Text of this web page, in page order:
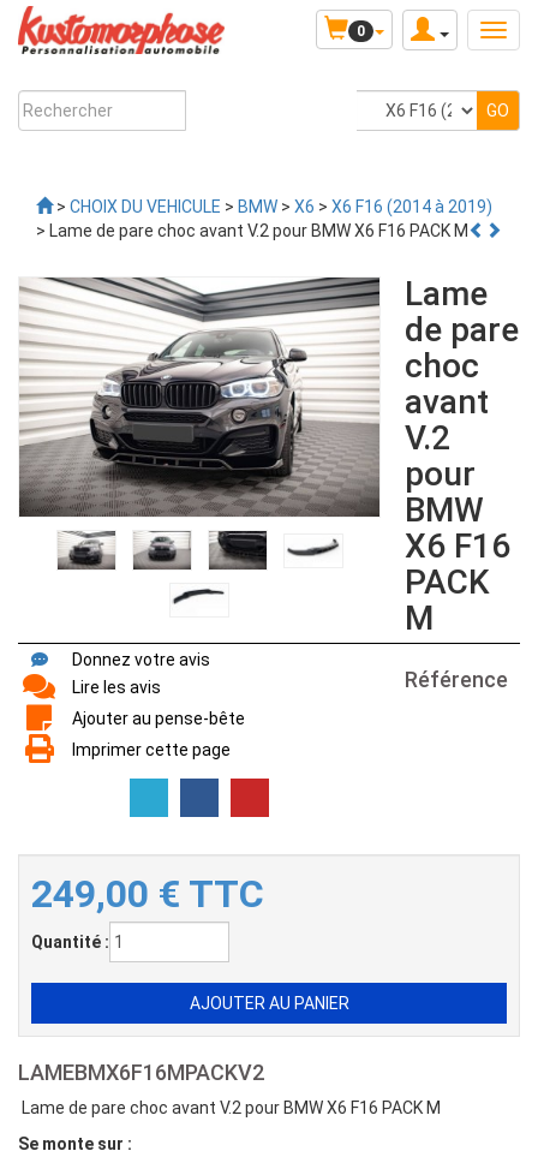
0
> CHOIX DU VEHICULE > BMW > X6 > X6 F16 (2014 à 2019)
> Lame de pare choc avant V.2 pour BMW X6 F16 PACK M
Donnez votre avis
Lire les avis
Ajouter au pense-bête
Imprimer cette page
Lame
de pare
choc
avant
V.2
pour
BMW
X6 F16
PACK
M
249,00 € TTC
Quantité :
Référence
LAMEBMX6F16MPACKV2
Lame de pare choc avant V.2 pour BMW X6 F16 PACK M
Se monte sur :